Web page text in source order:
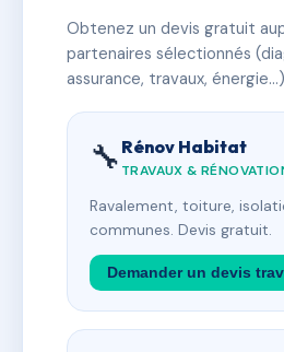
Obtenez un devis gratuit
partenaires sélectionnés
assurance, travaux,
🔧 Rénov Habitat
TRAVAUX &
Ravalement, toiture,
communes. Devis gratuit.
Demander un devis